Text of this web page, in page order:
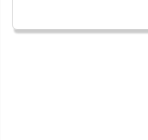
「Microsoft OneDrive